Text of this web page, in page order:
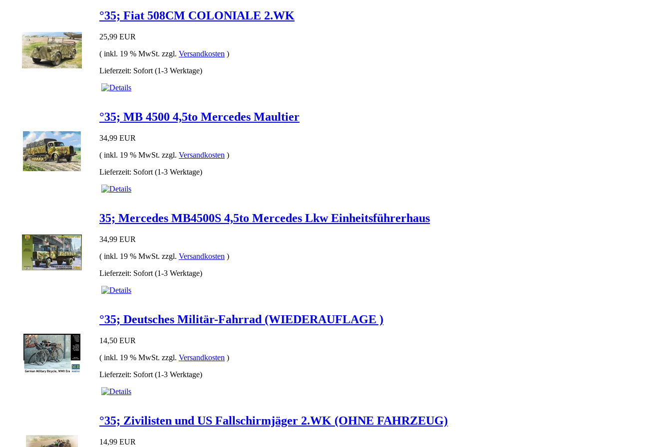
°35; Fiat 508CM COLONIALE 2.WK
25,99 EUR
( inkl. 19 % MwSt. zzgl. Versandkosten )
Lieferzeit: Sofort (1-3 Werktage)
°35; MB 4500 4,5to Mercedes Maultier
34,99 EUR
( inkl. 19 % MwSt. zzgl. Versandkosten )
Lieferzeit: Sofort (1-3 Werktage)
35; Mercedes MB4500S 4,5to Mercedes Lkw Einheitsführerhaus
34,99 EUR
( inkl. 19 % MwSt. zzgl. Versandkosten )
Lieferzeit: Sofort (1-3 Werktage)
°35; Deutsches Militär-Fahrrad (WIEDERAUFLAGE )
14,50 EUR
( inkl. 19 % MwSt. zzgl. Versandkosten )
Lieferzeit: Sofort (1-3 Werktage)
°35; Zivilisten und US Fallschirmjäger 2.WK (OHNE FAHRZEUG)
14,99 EUR